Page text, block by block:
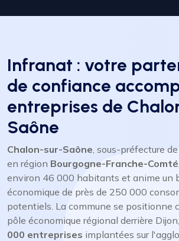
Infranat : votre
de confiance
entreprises de
Saône
Chalon-sur-Saône, sous-préfecture
en région Bourgogne-Franche-Comté
environ 46 000 habitants et anime un
économique de près de 250 000
potentiels. La commune se positionne
pôle économique régional derrière
000 entreprises implantées sur